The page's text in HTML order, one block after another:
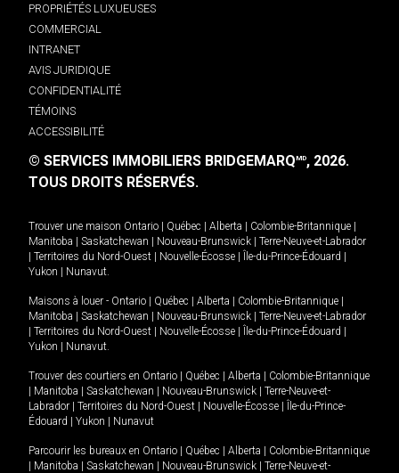
PROPRIÉTÉS LUXUEUSES
COMMERCIAL
INTRANET
AVIS JURIDIQUE
CONFIDENTIALITÉ
TÉMOINS
ACCESSIBILITÉ
© SERVICES IMMOBILIERS BRIDGEMARQMD, 2026.
TOUS DROITS RÉSERVÉS.
Trouver une maison Ontario | Québec | Alberta | Colombie-Britannique |
Manitoba | Saskatchewan | Nouveau-Brunswick | Terre-Neuve-et-Labrador
| Territoires du Nord-Ouest | Nouvelle-Écosse | Île-du-Prince-Édouard |
Yukon | Nunavut
Maisons à louer - Ontario | Québec | Alberta | Colombie-Britannique |
Manitoba | Saskatchewan | Nouveau-Brunswick | Terre-Neuve-et-Labrador
| Territoires du Nord-Ouest | Nouvelle-Écosse | Île-du-Prince-Édouard |
Yukon | Nunavut
Trouver des courtiers en Ontario | Québec | Alberta | Colombie-Britannique
| Manitoba | Saskatchewan | Nouveau-Brunswick | Terre-Neuve-et-
Labrador | Territoires du Nord-Ouest | Nouvelle-Écosse | Île-du-Prince-
Édouard | Yukon | Nunavut
Parcourir les bureaux en Ontario | Québec | Alberta | Colombie-Britannique
| Manitoba | Saskatchewan | Nouveau-Brunswick | Terre-Neuve-et-